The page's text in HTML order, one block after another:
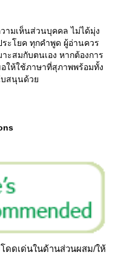
ามเห็นส่วนบุคคล ไม่ได้มุ่ง
ะโยค ทุกคำพูด ผู้อ่านควร
ะสมกับตนเอง หากต้องการ
ให้ใช้ภาษาที่สุภาพพร้อมทั้ง
บสนุนด้ว
ดเด่นในด้านส่วนผสม/ให้